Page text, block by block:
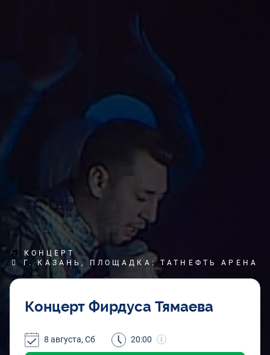
КОНЦЕРТ
Г. КАЗАНЬ, ПЛОЩАДКА: ТАТНЕФТЬ АРЕНА
Концерт Фирдуса Тямаева
8 августа, Сб 20:00